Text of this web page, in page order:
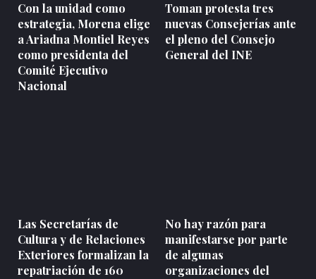
Con la unidad como
estrategia, Morena elige
a Ariadna Montiel Reyes
como presidenta del
Comité Ejecutivo
Nacional
Toman protesta tres
nuevas Consejerías ante
el pleno del Consejo
General del INE
Las Secretarías de
Cultura y de Relaciones
Exteriores formalizan la
repatriación de 160
No hay razón para
manifestarse por parte
de algunas
organizaciones del